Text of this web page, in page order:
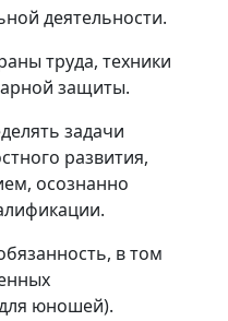
деятельности.
труда, техники
защиты.
задачи
развития,
осознанно
в том
юношей).